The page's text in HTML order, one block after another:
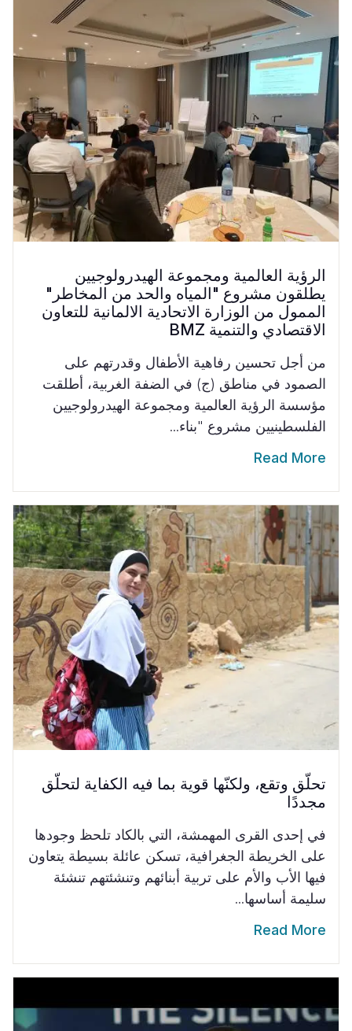
الرؤية العالمية ومجموعة الهيدرولوجيين
يطلقون مشروع "المياه والحد من المخاطر"
الممول من الوزارة الاتحادية الالمانية للتعاون
الاقتصادي والتنمية BMZ
من أجل تحسين رفاهية الأطفال وقدرتهم على
الصمود في مناطق (ج) في الضفة الغربية، أطلقت
مؤسسة الرؤية العالمية ومجموعة الهيدرولوجيين
الفلسطينيين مشروع "بناء...
Read More
تحلّق وتقع، ولكنّها قوية بما فيه الكفاية لتحلّق
مجددًا
في إحدى القرى المهمشة، التي بالكاد تلحظ وجودها
على الخريطة الجغرافية، تسكن عائلة بسيطة يتعاون
فيها الأب والأم على تربية أبنائهم وتنشئتهم تنشئة
سليمة أساسها...
Read More